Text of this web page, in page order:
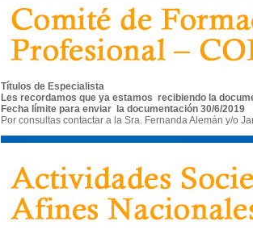
Títulos de Especialista
Les recordamos que ya estamos recibiendo la
Fecha límite para enviar la documentación 30/6/2019
Por consultas contactar a la Sra. Fernanda Alemán y/o